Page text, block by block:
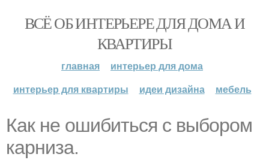
ВСЁ ОБ ИНТЕРЬЕРЕ ДЛЯ ДОМА И
КВАРТИРЫ
главная
интерьер для дома
интерьер для квартиры
идеи дизайна мебель
Как не ошибиться с выбором
карниза.